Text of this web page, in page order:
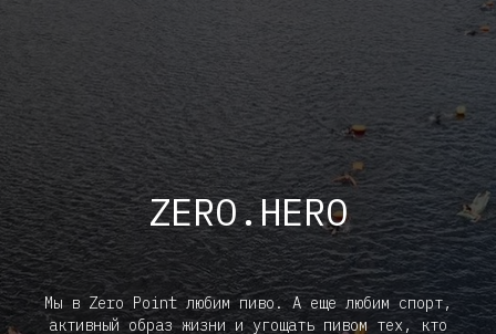
ZERO.HERO
Мы в Zero Point любим пиво. А еще любим спорт,
активный образ жизни и угощать пивом тех, кто